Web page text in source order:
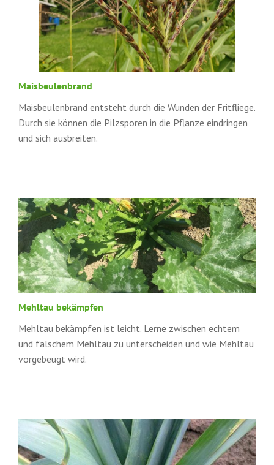
Maisbeulenbrand
Maisbeulenbrand entsteht durch die Wunden der Fritfliege.
Durch sie können die Pilzsporen in die Pflanze eindringen
und sich ausbreiten.
Mehltau bekämpfen
Mehltau bekämpfen ist leicht. Lerne zwischen echtem
und falschem Mehltau zu unterscheiden und wie Mehltau
vorgebeugt wird.